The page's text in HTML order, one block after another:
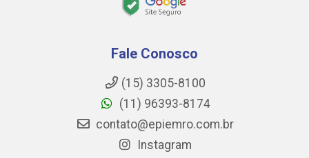
Fale Conosco
(15) 3305-8100
(11) 96393-8174
contato@epiemro.com.br
Instagram